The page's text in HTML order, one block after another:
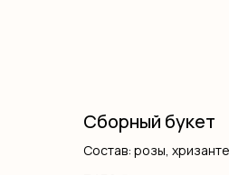
Сборный букет
Состав: розы,